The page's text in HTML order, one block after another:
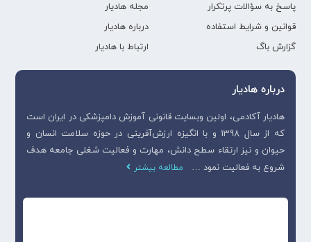
مجله هادیار
درباره هادیار
ارتباط با هادیار
پاسخ به سؤالات پرتکرار
قوانین و شرایط استفاده
گزارش باگ
درباره هادیار
هادیار آکادمی، اولین وبسایت قانونی آموزش دامپزشکی در ایران است
که از سال 1398 و با انگیزه ارزش‌آفرینی در حوزه سلامت انسان و
حیوان و نیز ارتقاء سطح دانش، مهارت و فعالیت شغلی جامعه هدف
شروع به فعالیت نمود …
مطالعه بیشتر